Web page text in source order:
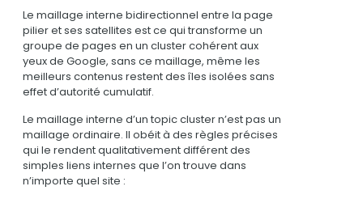
Le maillage interne bidirectionnel entre la page
pilier et ses satellites est ce qui transforme un
groupe de pages en un cluster cohérent aux
yeux de Google, sans ce maillage, même les
meilleurs contenus restent des îles isolées sans
effet d’autorité cumulatif.
Le maillage interne d’un topic cluster n’est pas un
maillage ordinaire. Il obéit à des règles précises
qui le rendent qualitativement différent des
simples liens internes que l’on trouve dans
n’importe quel site :